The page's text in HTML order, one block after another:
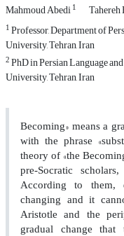
Mahmoud Abedi1
1Professor, Department of
University, Tehran, Iran
2PhD in Persian Language
University, Tehran, Iran
Becoming« means a
with the phrase »
theory of »the
pre-Socratic
According to them,
changing and it
Aristotle and the
gradual change